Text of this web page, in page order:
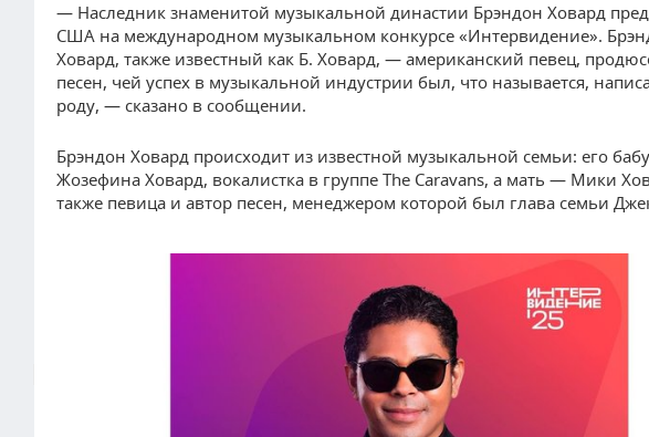
— Наследник знаменитой музыкальной династии Брэндон Ховард
США на международном музыкальном конкурсе «Интервидение».
Ховард, также известный как Б. Ховард, — американский певец,
песен, чей успех в музыкальной индустрии был, что называется,
роду, — сказано в сообщении.
Брэндон Ховард происходит из известной музыкальной семьи: его
Жозефина Ховард, вокалистка в группе The Caravans, а мать — Мики
также певица и автор песен, менеджером которой был глава семьи